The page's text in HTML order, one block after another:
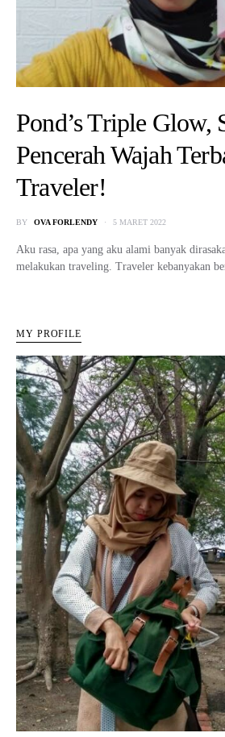
Pond’s Triple Glow,
Pencerah Wajah
Traveler!
BY OVA FORLENDY 5 MARET 2022
Aku rasa, apa yang aku alami banyak
melakukan traveling. Traveler kebanyakan
MY PROFILE